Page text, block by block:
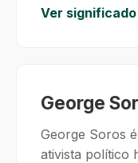
Ver significado
George
George Soros
ativista político